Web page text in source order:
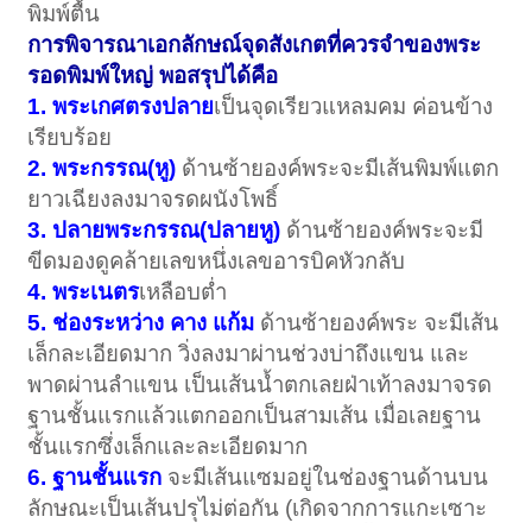
พิมพ์ตื้น
การพิจารณาเอกลักษณ์จุดสังเกตที่ควรจำของพระ
รอดพิมพ์ใหญ่ พอสรุปได้คือ
1. พระเกศตรงปลายเป็นจุดเรียวแหลมคม ค่อนข้าง
เรียบร้อย
2. พระกรรณ(หู) ด้านซ้ายองค์พระจะมีเส้นพิมพ์แตก
ยาวเฉียงลงมาจรดผนังโพธิ์
3. ปลายพระกรรณ(ปลายหู) ด้านซ้ายองค์พระจะมี
ขีดมองดูคล้ายเลขหนึ่งเลขอารบิคหัวกลับ
4. พระเนตรเหลือบต่ำ
5. ช่องระหว่าง คาง แก้ม ด้านซ้ายองค์พระ จะมีเส้น
เล็กละเอียดมาก วิ่งลงมาผ่านช่วงบ่าถึงแขน และ
พาดผ่านลำแขน เป็นเส้นน้ำตกเลยฝ่าเท้าลงมาจรด
ฐานชั้นแรกแล้วแตกออกเป็นสามเส้น เมื่อเลยฐาน
ชั้นแรกซึ่งเล็กและละเอียดมาก
6. ฐานชั้นแรก จะมีเส้นแซมอยู่ในช่องฐานด้านบน
ลักษณะเป็นเส้นปรุไม่ต่อกัน (เกิดจากการแกะเซาะ